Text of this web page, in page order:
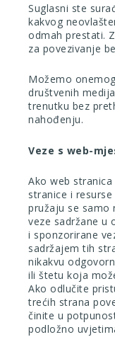
Suglasni ste
kakvog
odmah prestati.
za povezivanje
Možemo
društvenih
trenutku bez
nahođenju.
Veze s web-
Ako web
stranice i
pružaju se samo
veze sadržane u
i sponzorirane
sadržajem tih
nikakvu
ili štetu koja
Ako odlučite
trećih strana
činite u
podložno